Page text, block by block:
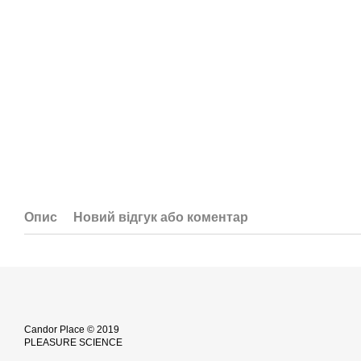
Опис Новий відгук або коментар
Candor Place © 2019
PLEASURE SCIENCE